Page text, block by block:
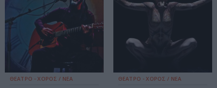
ΘΕΑΤΡΟ - ΧΟΡΟΣ / ΝΕΑ ΘΕΑΤΡΟ - ΧΟΡΟΣ / ΝΕΑ